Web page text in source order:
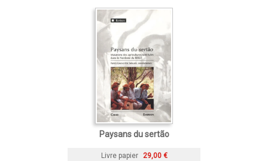
Paysans du sertão
Livre papier 29,00 €